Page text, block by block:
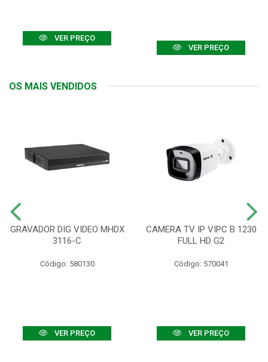
VER PREÇO
VER PREÇO
OS MAIS VENDIDOS
GRAVADOR DIG VIDEO MHDX
3116-C
Código: 580130
VER PREÇO
CAMERA TV IP VIPC B 1230
FULL HD G2
Código: 570041
VER PREÇO